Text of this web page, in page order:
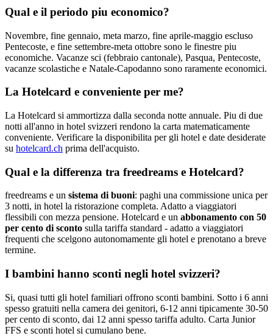
Qual e il periodo piu economico?
Novembre, fine gennaio, meta marzo, fine aprile-maggio escluso
Pentecoste, e fine settembre-meta ottobre sono le finestre piu
economiche. Vacanze sci (febbraio cantonale), Pasqua, Pentecoste,
vacanze scolastiche e Natale-Capodanno sono raramente economici.
La Hotelcard e conveniente per me?
La Hotelcard si ammortizza dalla seconda notte annuale. Piu di due
notti all'anno in hotel svizzeri rendono la carta matematicamente
conveniente. Verificare la disponibilita per gli hotel e date desiderate
su hotelcard.ch prima dell'acquisto.
Qual e la differenza tra freedreams e Hotelcard?
freedreams e un sistema di buoni: paghi una commissione unica per
3 notti, in hotel la ristorazione completa. Adatto a viaggiatori
flessibili con mezza pensione. Hotelcard e un abbonamento con 50
per cento di sconto sulla tariffa standard - adatto a viaggiatori
frequenti che scelgono autonomamente gli hotel e prenotano a breve
termine.
I bambini hanno sconti negli hotel svizzeri?
Si, quasi tutti gli hotel familiari offrono sconti bambini. Sotto i 6 anni
spesso gratuiti nella camera dei genitori, 6-12 anni tipicamente 30-50
per cento di sconto, dai 12 anni spesso tariffa adulto. Carta Junior
FFS e sconti hotel si cumulano bene.